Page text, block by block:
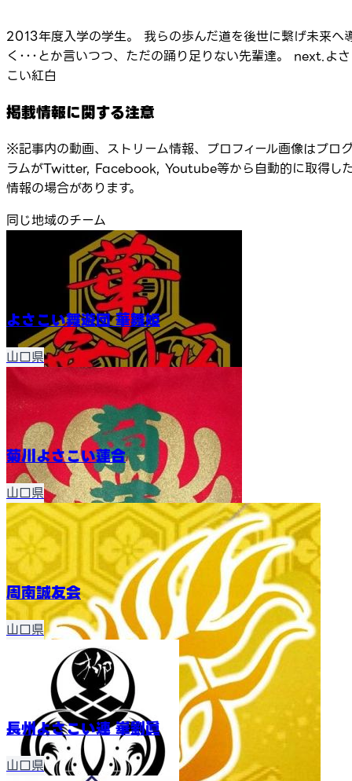
2013年度入学の学生。 我らの歩んだ道を後世に繋げ未来へ
く･･･とか言いつつ、ただの踊り足りない先輩達。 next.よさ
こい紅白
掲載情報に関する注意
※記事内の動画、ストリーム情報、プロフィール画像はプロ
ラムがTwitter, Facebook, Youtube等から自動的に取得し
情報の場合があります。
同じ地域のチーム
よさこい舞遊団 華舞姫
山口県
菊川よさこい蓮合
山口県
周南誠友会
山口県
長州よさこい連 崋劉眞
山口県